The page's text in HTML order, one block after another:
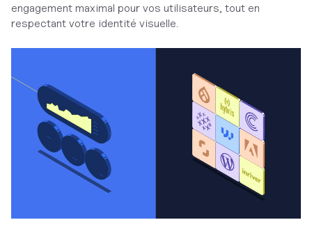
engagement maximal pour vos utilisateurs, tout en
respectant votre identité visuelle.